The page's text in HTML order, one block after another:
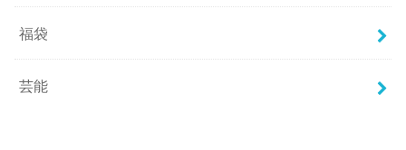
福袋
芸能